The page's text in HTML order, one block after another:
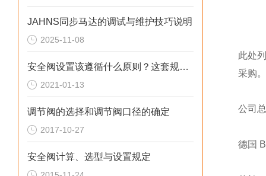
JAHNS同步马达的调试与维护技巧说明
2025-11-08
安全阀设置该遵循什么原则？这套规定值得回顾！
2021-01-13
调节阀的选择和调节阀口径的确定
2017-10-27
安全阀计算、选型与设置规定
此处
采购。
公司
德国